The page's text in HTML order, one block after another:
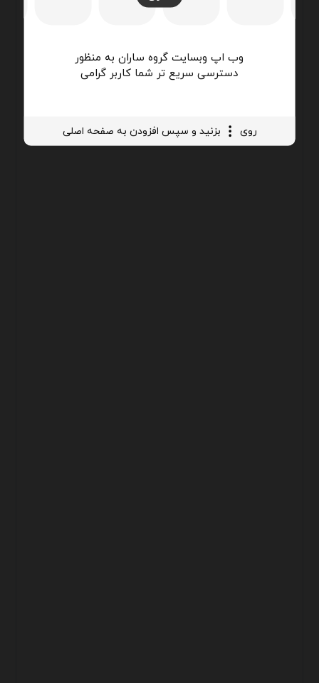
وب اپ وبسایت گروه ساران به منظور
دسترسی سریع تر شما کاربر گرامی
روی بزنید و سپس افزودن به صفحه اصلی